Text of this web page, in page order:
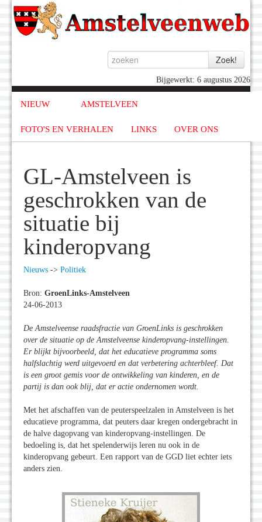
Bijgewerkt: 6 augustus 2026
NIEUW AMSTELVEEN
FOTO'S EN VERHALEN LINKS OVER ONS
GL-Amstelveen is
geschrokken van de
situatie bij
kinderopvang
Nieuws -> Politiek
Bron: GroenLinks-Amstelveen
24-06-2013
De Amstelveense raadsfractie van GroenLinks is geschrokken
over de situatie op de Amstelveense kinderopvang-instellingen.
Er blijkt bijvoorbeeld, dat het educatieve programma soms
halfslachtig werd uitgevoerd en dat verbetering achterbleef. Dat
is een groot gemis voor de ontwikkeling van kinderen, en de
partij is dan ook blij, dat er actie ondernomen wordt.
Met het afschaffen van de peuterspeelzalen in Amstelveen is het
educatieve programma, dat peuters daar kregen ondergebracht in
de halve dagopvang van kinderopvang-instellingen. De
bedoeling is, dat het spelenderwijs leren nu ook in de
kinderopvang gebeurt. Een rapport van de GGD liet echter iets
anders zien.